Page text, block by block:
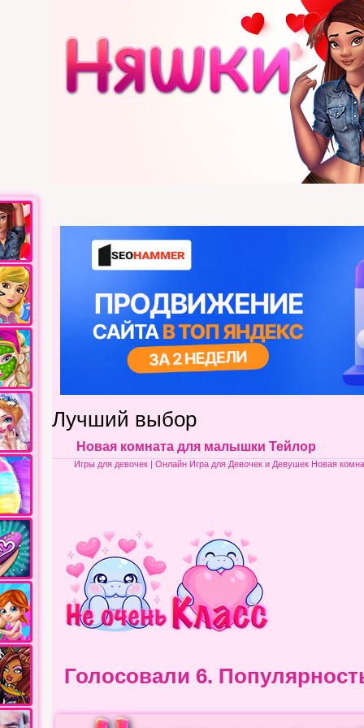
Лучший выбор
Новая комната для малышки Тейлор
Игры для девочек| Онлайн Игра для Девочек и Девушек Новая
Голосовали 6.